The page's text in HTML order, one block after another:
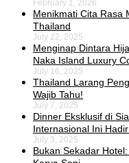
February 1, 2026
Menikmati Cita Rasa
Thailand
July 22, 2025
Menginap Dintara
Naka Island Luxury
July 16, 2025
Thailand Larang
Wajib Tahu!
July 7, 2025
Dinner Eksklusif di
Internasional Ini
July 3, 2025
Bukan Sekadar